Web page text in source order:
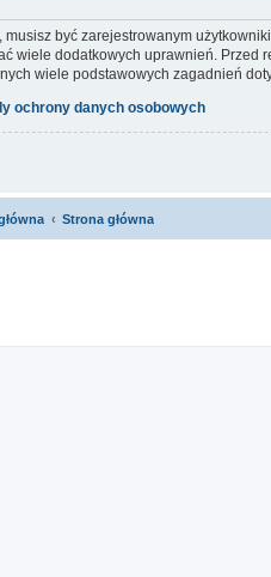
musisz być zarejestrowanym
wiele dodatkowych uprawnień. Przed
wiele podstawowych zagadnień
ochrony danych osobowych
Strona główna